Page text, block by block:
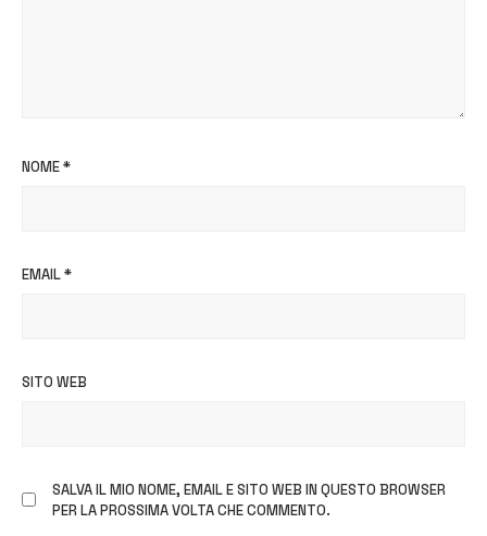
NOME*
EMAIL*
SITO WEB
SALVA IL MIO NOME, EMAIL E SITO WEB IN QUESTO BROWSER
PER LA PROSSIMA VOLTA CHE COMMENTO.